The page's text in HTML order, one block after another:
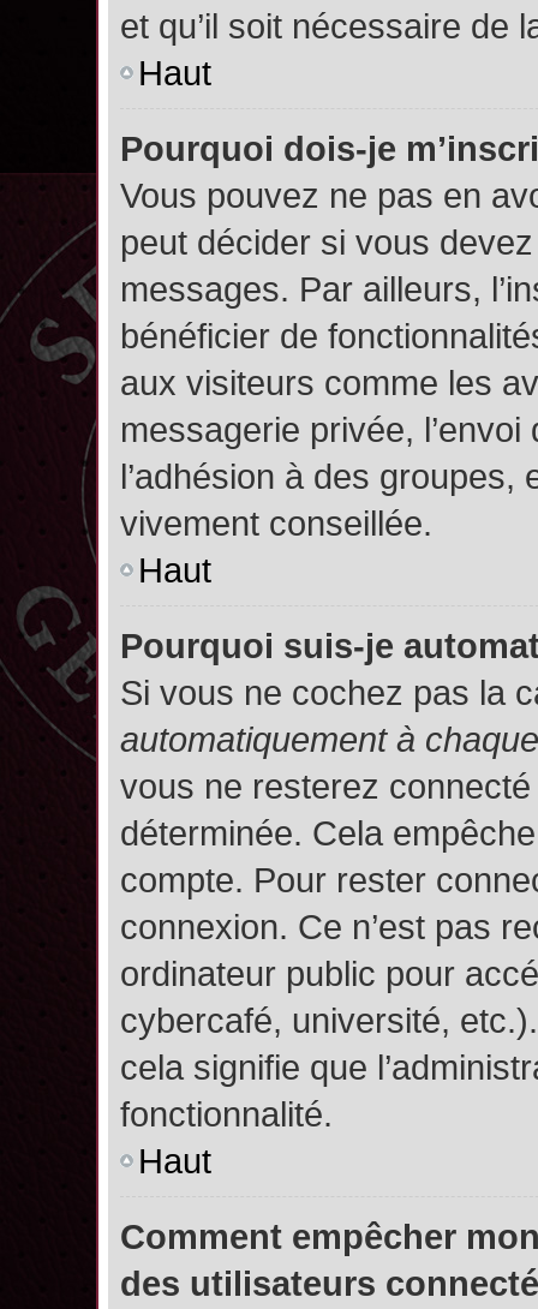
et qu’il soit nécessaire de
Haut
Pourquoi dois-je
Vous pouvez ne pas en
peut décider si vous
messages. Par ailleurs,
bénéficier de
aux visiteurs comme les
messagerie privée,
l’adhésion à des groupes,
vivement conseillée.
Haut
Pourquoi suis-je
Si vous ne cochez pas la
automatiquement à
vous ne resterez
déterminée. Cela
compte. Pour rester
connexion. Ce n’est pas
ordinateur public pour
cybercafé, université,
cela signifie que
fonctionnalité.
Haut
Comment empêcher
des utilisateurs